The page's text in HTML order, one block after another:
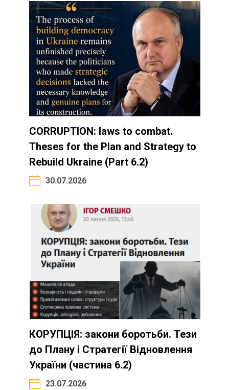
CORRUPTION: laws to combat.
Theses for the Plan and Strategy to
Rebuild Ukraine (Part 6.2)
30.07.2026
КОРУПЦІЯ: закони боротьби. Тези
до Плану і Стратегії Відновлення
України (частина 6.2)
23.07.2026